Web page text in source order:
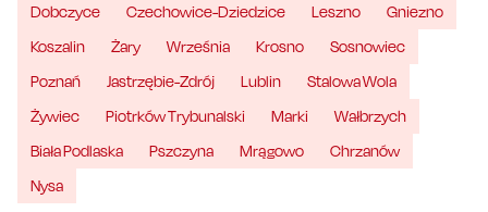
Dobczyce
Czechowice-Dziedzice Leszno
Gniezno
Koszalin
Żary Września Krosno
Sosnowiec
Poznań
Jastrzębie-Zdrój Lublin
Stalowa Wola
Żywiec
Piotrków Trybunalski Marki
Wałbrzych
Biała Podlaska
Pszczyna Mrągowo
Chrzanów
Nysa